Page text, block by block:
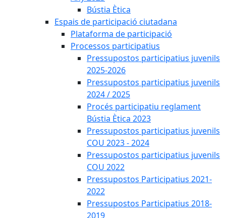
Bústia Ètica
Espais de participació ciutadana
Plataforma de participació
Processos participatius
Pressupostos participatius juvenils
2025-2026
Pressupostos participatius juvenils
2024 / 2025
Procés participatiu reglament
Bústia Ètica 2023
Pressupostos participatius juvenils
COU 2023 - 2024
Pressupostos participatius juvenils
COU 2022
Pressupostos Participatius 2021-
2022
Pressupostos Participatius 2018-
2019